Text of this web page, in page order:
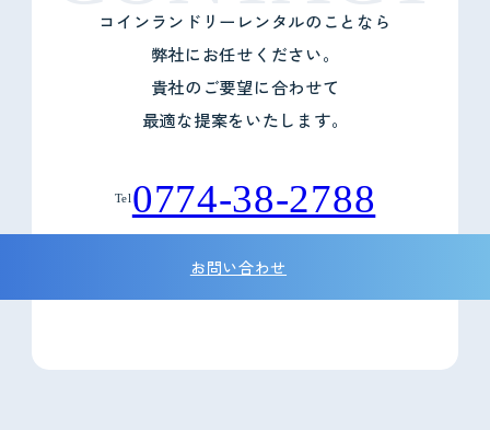
コインランドリーレンタルのことなら
弊社にお任せください。
貴社のご要望に合わせて
最適な提案をいたします。
Tel0774-38-2788
お問い合わせ